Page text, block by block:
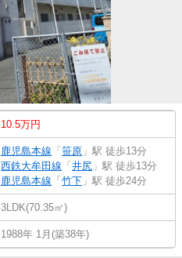
10.5万円
鹿児島本線 「 笹原 」駅 徒歩13分
西鉄大牟田線 「 井尻 」駅 徒歩13分
鹿児島本線 「 竹下 」駅 徒歩24分
3LDK(70.35㎡)
1988年 1月(築38年)